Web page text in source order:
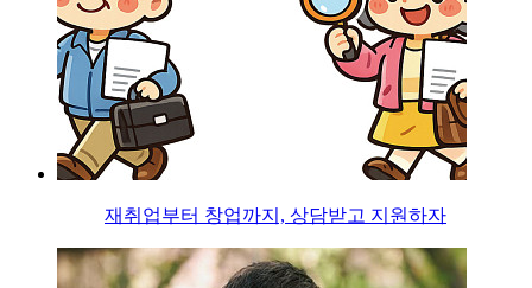
재취업부터 창업까지, 상담받고 지원하자